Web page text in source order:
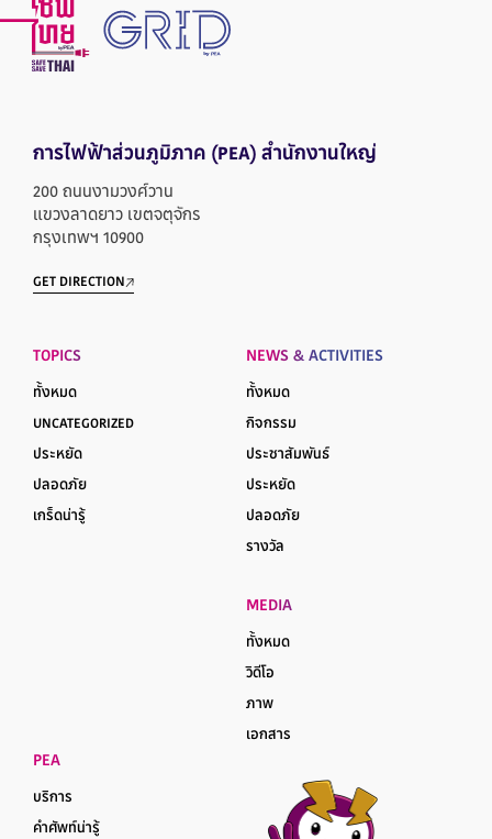
การไฟฟ้าส่วนภูมิภาค (PEA) สำนักงานใหญ่
200 ถนนงามวงศ์วาน
แขวงลาดยาว เขตจตุจักร
กรุงเทพฯ 10900
GET DIRECTION
TOPICS
ทั้งหมด
UNCATEGORIZED
ประหยัด
ปลอดภัย
เกร็ดน่ารู้
NEWS & ACTIVITIES
ทั้งหมด
กิจกรรม
ประชาสัมพันธ์
ประหยัด
ปลอดภัย
รางวัล
MEDIA
ทั้งหมด
วิดีโอ
ภาพ
เอกสาร
PEA
บริการ
คำศัพท์น่ารู้